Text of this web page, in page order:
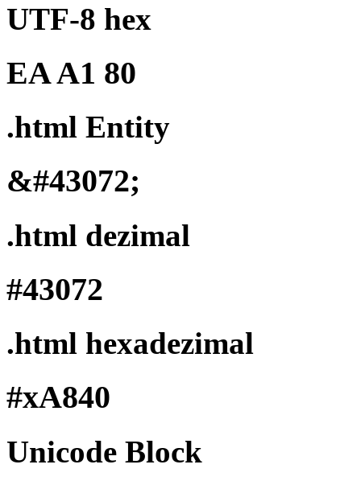
UTF-8 hex
EA A1 80
.html Entity
&#43072;
.html dezimal
#43072
.html hexadezimal
#xA840
Unicode Block